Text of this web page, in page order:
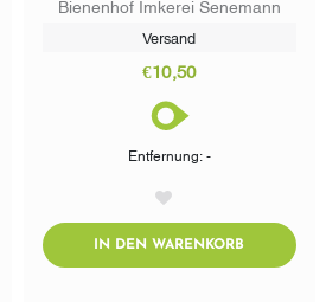
Bienenhof Imkerei Senemann
Versand
€10,50
Entfernung: -
IN DEN WARENKORB ADDTOCART